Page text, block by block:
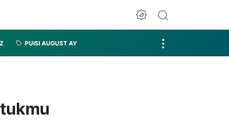
PUISI AUGUST AY